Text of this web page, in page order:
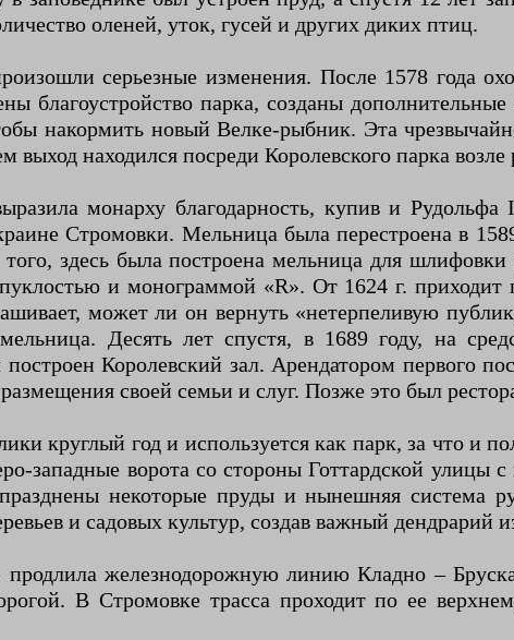
оленей, уток, гусей и других диких птиц.
серьезные изменения. После 1578 года
благоустройство парка, созданы
накормить новый Велке-рыбник. Эта
находился посреди Королевского парка возле
монарху благодарность, купив и
Стромовки. Мельница была перестроена в
здесь была построена мельница для
и монограммой «R». От 1624 г. приходит
может ли он вернуть «нетерпеливую
Десять лет спустя, в 1689 году, на
Королевский зал. Арендатором первого
своей семьи и слуг. Позже это был
круглый год и используется как парк, за что и
западные ворота со стороны Готтардской
некоторые пруды и нынешняя система
и садовых культур, создав важный дендрарий
продлила железнодорожную линию Кладно –
В Стромовке трасса проходит по ее